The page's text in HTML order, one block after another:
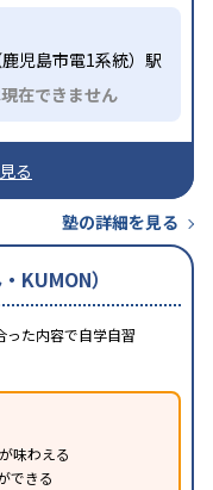
児島市電1系統）駅
在できません
る
塾の詳細を見る
KUMON）
った内容で自学自習
味わえる
できる